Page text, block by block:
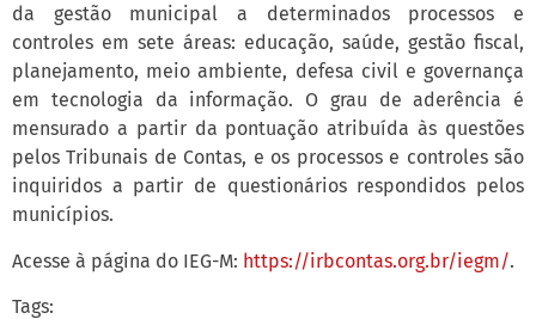
da gestão municipal a determinados processos e
controles em sete áreas: educação, saúde, gestão fiscal,
planejamento, meio ambiente, defesa civil e governança
em tecnologia da informação. O grau de aderência é
mensurado a partir da pontuação atribuída às questões
pelos Tribunais de Contas, e os processos e controles são
inquiridos a partir de questionários respondidos pelos
municípios.
Acesse à página do IEG-M: https://irbcontas.org.br/iegm/.
Tags: